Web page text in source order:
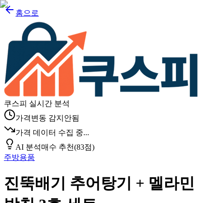
홈으로
쿠스피 실시간 분석
가격변동 감지안됨
가격 데이터 수집 중...
AI 분석매수 추천(83점)
주방용품
진뚝배기 추어탕기 + 멜라민